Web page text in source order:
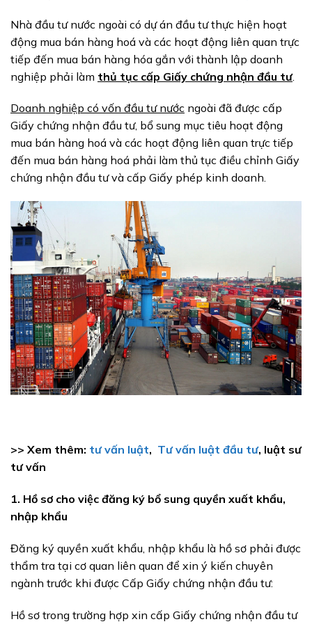
Nhà đầu tư nước ngoài có dự án đầu tư thực hiện hoạt
động mua bán hàng hoá và các hoạt động liên quan trực
tiếp đến mua bán hàng hóa gắn với thành lập doanh
nghiệp phải làm thủ tục cấp Giấy chứng nhận đầu tư.
Doanh nghiệp có vốn đầu tư nước ngoài đã được cấp
Giấy chứng nhận đầu tư, bổ sung mục tiêu hoạt động
mua bán hàng hoá và các hoạt động liên quan trực tiếp
đến mua bán hàng hoá phải làm thủ tục điều chỉnh Giấy
chứng nhận đầu tư và cấp Giấy phép kinh doanh.
>> Xem thêm: tư vấn luật, Tư vấn luật đầu tư, luật sư
tư vấn
1. Hồ sơ cho việc đăng ký bổ sung quyền xuất khẩu,
nhập khẩu
Đăng ký quyền xuất khẩu, nhập khẩu là hồ sơ phải được
thẩm tra tại cơ quan liên quan để xin ý kiến chuyên
ngành trước khi được Cấp Giấy chứng nhận đầu tư:
Hồ sơ trong trường hợp xin cấp Giấy chứng nhận đầu tư